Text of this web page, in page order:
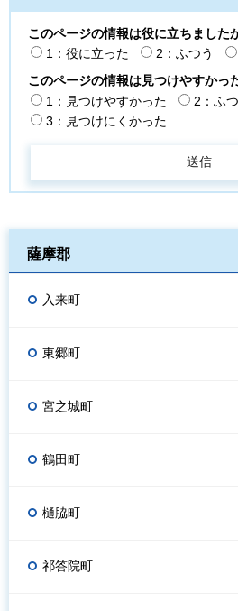
このページの情報は役に立ちました
1：役に立った
2：ふつう
このページの情報は見つけやすかっ
1：見つけやすかった
2：ふ
3：見つけにくかった
薩摩郡
入来町
東郷町
宮之城町
鶴田町
樋脇町
祁答院町